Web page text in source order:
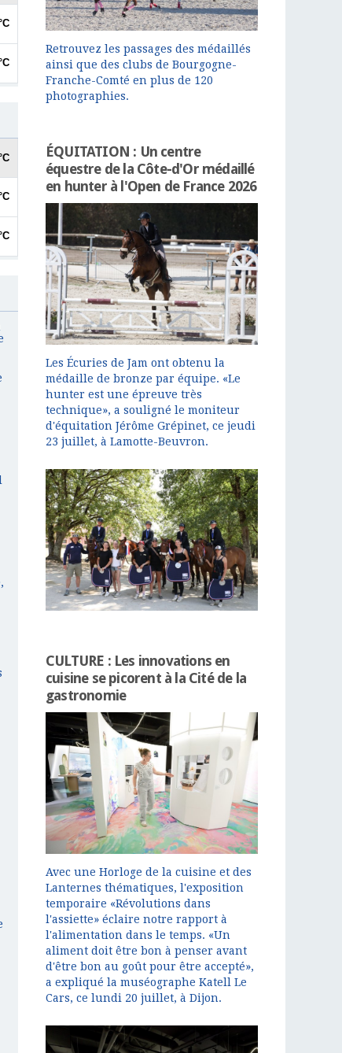
Retrouvez les passages des médaillés
ainsi que des clubs de Bourgogne-
Franche-Comté en plus de 120
photographies.
ÉQUITATION : Un centre
équestre de la Côte-d'Or médaillé
en hunter à l'Open de France 2026
Les Écuries de Jam ont obtenu la
médaille de bronze par équipe. «Le
hunter est une épreuve très
technique», a souligné le moniteur
d'équitation Jérôme Grépinet, ce jeudi
23 juillet, à Lamotte-Beuvron.
CULTURE : Les innovations en
cuisine se picorent à la Cité de la
gastronomie
Avec une Horloge de la cuisine et des
Lanternes thématiques, l'exposition
temporaire «Révolutions dans
l'assiette» éclaire notre rapport à
l'alimentation dans le temps. «Un
aliment doit être bon à penser avant
d'être bon au goût pour être accepté»,
a expliqué la muséographe Katell Le
Cars, ce lundi 20 juillet, à Dijon.